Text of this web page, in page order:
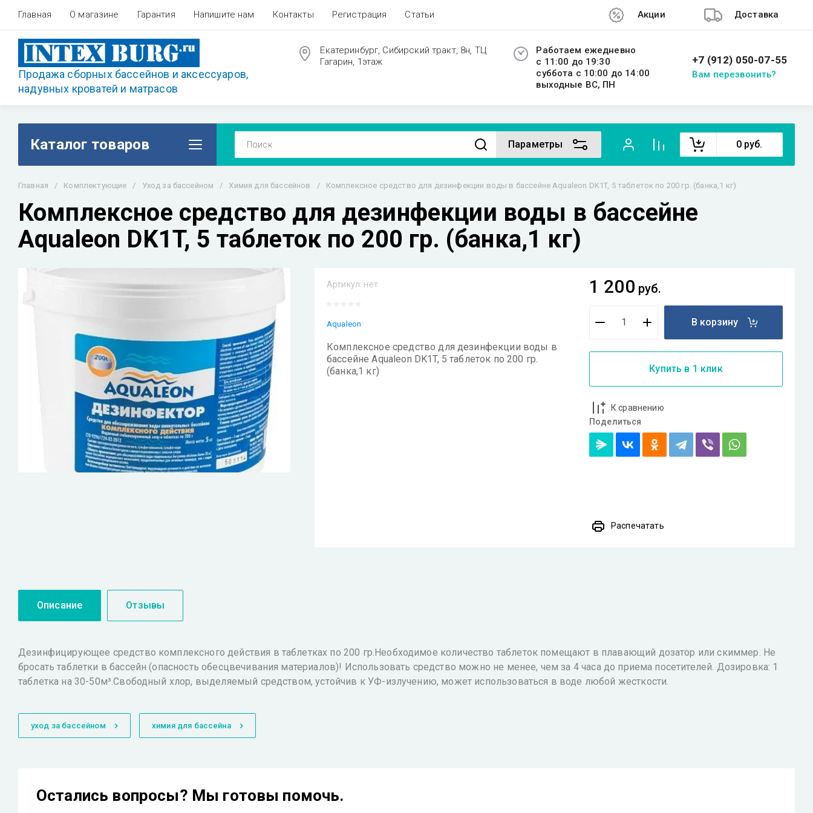
Главная О магазине Гарантия Напишите нам Контакты Регистрация Статьи Акции Доставка
Продажа сборных бассейнов и аксессуаров,
надувных кроватей и матрасов
Екатеринбург, Сибирский тракт, 8н, ТЦ
Гагарин, 1этаж
Работаем ежедневно
с 11:00 до 19:30
суббота с 10:00 до 14:00
выходные ВС, ПН
+7 (912) 050-07-55
Вам перезвонить?
Каталог товаров Параметры 0 руб.
Главная / Комплектующие / Уход за бассейном / Химия для бассейнов / Комплексное средство для дезинфекции воды в бассейне Aqualeon DK1T, 5 таблеток по 200 гр. (банка,1 кг)
Комплексное средство для дезинфекции воды в бассейне
Aqualeon DK1T, 5 таблеток по 200 гр. (банка,1 кг)
Артикул: нет
Aqualeon
Комплексное средство для дезинфекции воды в
бассейне Aqualeon DK1T, 5 таблеток по 200 гр.
(банка,1 кг)
1 200 руб.
В корзину
Купить в 1 клик
К сравнению
Поделиться
Распечатать
Описание Отзывы
Дезинфицирующее средство комплексного действия в таблетках по 200 гр.Необходимое количество таблеток помещают в плавающий дозатор или скиммер. Не
бросать таблетки в бассейн (опасность обесцвечивания материалов)! Использовать средство можно не менее, чем за 4 часа до приема посетителей. Дозировка: 1
таблетка на 30-50м³.Свободный хлор, выделяемый средством, устойчив к УФ-излучению, может использоваться в воде любой жесткости.
уход за бассейном химия для бассейна
Остались вопросы? Мы готовы помочь.